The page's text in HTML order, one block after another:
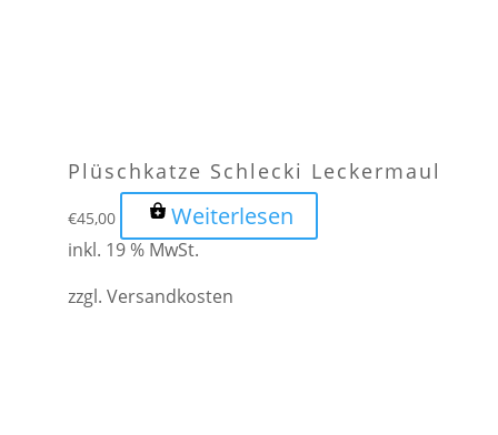
Plüschkatze Schlecki Leckermaul
€45,00 Weiterlesen
inkl. 19 % MwSt.
zzgl. Versandkosten